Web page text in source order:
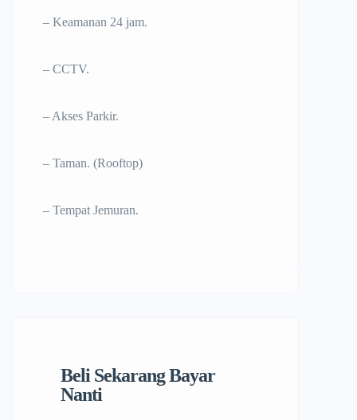
– Keamanan 24 jam.
– CCTV.
– Akses Parkir.
– Taman. (Rooftop)
– Tempat Jemuran.
Beli Sekarang Bayar
Nanti